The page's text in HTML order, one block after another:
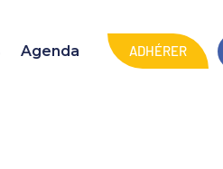
Agenda ADHÉRER